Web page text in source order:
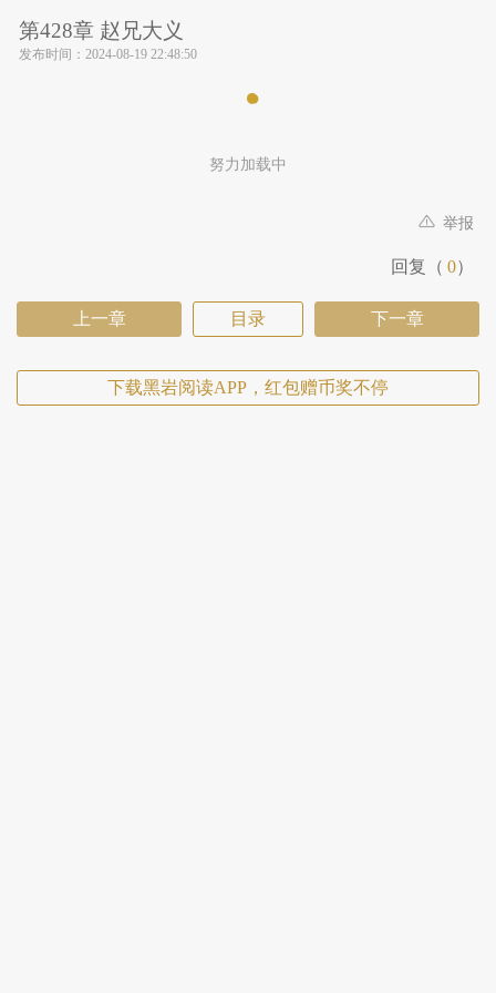
第428章 赵兄大义
发布时间： 2024-08-19 22:48:50
努力加载中
举报
回复（ 0）
上一章 目录 下一章
下载黑岩阅读APP，红包赠币奖不停